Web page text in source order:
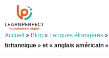
Accueil » Blog » Langues étrangères »
britannique » et « anglais américain »